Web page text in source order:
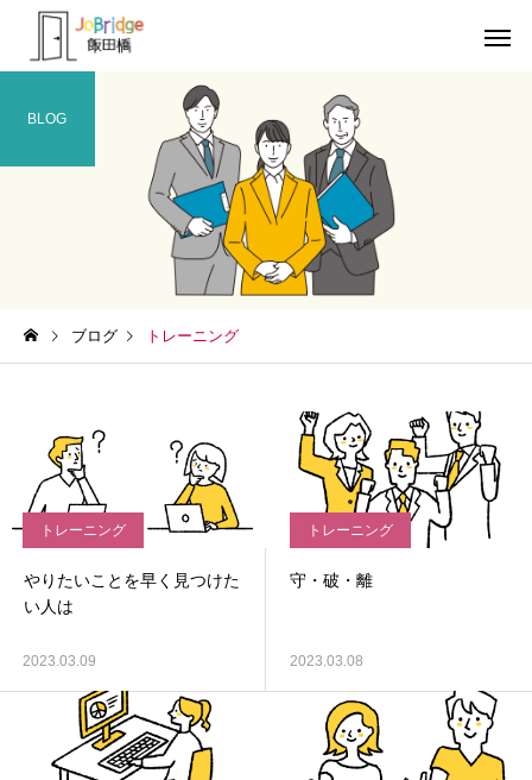
サービス案内
就労先・実
働き続けるための土台 全力禁止のススメ
BLOG
ブログ トレーニング
トレーニング
やりたいことを早く見つけた
い人は
2023.03.09
トレーニング
守・破・離
2023.03.08